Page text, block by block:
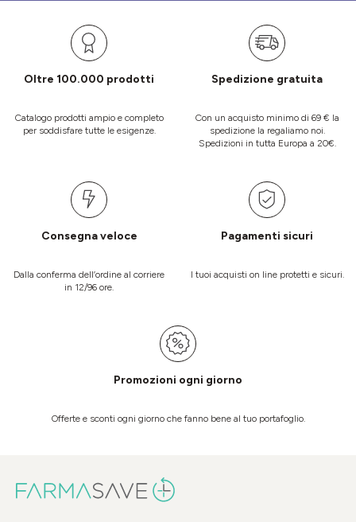
Oltre 100.000 prodotti
Catalogo prodotti ampio e completo
per soddisfare tutte le esigenze.
Spedizione gratuita
Con un acquisto minimo di 69 € la
spedizione la regaliamo noi.
Spedizioni in tutta Europa a 20€.
Consegna veloce
Dalla conferma dell’ordine al corriere
in 12/96 ore.
Pagamenti sicuri
I tuoi acquisti on line protetti e sicuri.
Promozioni ogni giorno
Offerte e sconti ogni giorno che fanno bene al tuo portafoglio.